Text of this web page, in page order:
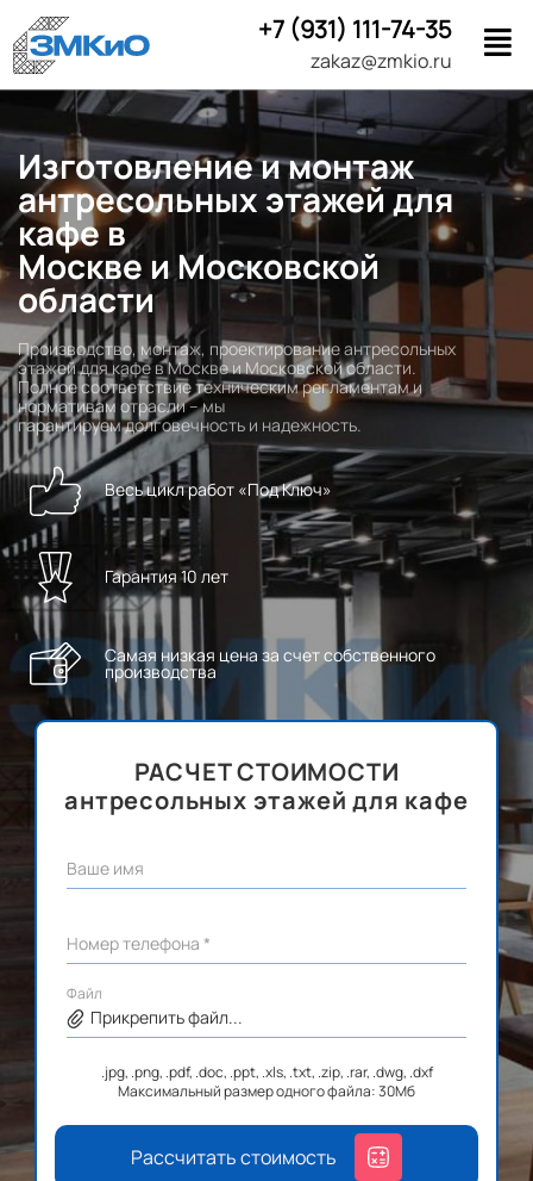
+7 (931) 111-74-35
zakaz@zmkio.ru
Изготовление и монтаж
антресольных этажей для
кафе в
Москве и Московской
области
Производство, монтаж, проектирование антресольных
этажей для кафе в Москве и Московской области.
Полное соответствие техническим регламентам и
нормативам отрасли – мы
гарантируем долговечность и надежность.
Весь цикл работ «Под Ключ»
Гарантия 10 лет
Самая низкая цена за счет собственного
производства
РАСЧЕТ СТОИМОСТИ
антресольных этажей для кафе
Ваше имя
Номер телефона *
Файл
Прикрепить файл...
.jpg, .png, .pdf, .doc, .ppt, .xls, .txt, .zip, .rar, .dwg, .dxf
Максимальный размер одного файла: 30Мб
Рассчитать стоимость